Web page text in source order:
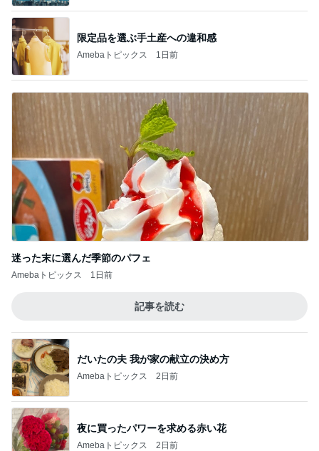
限定品を選ぶ手土産への違和感
Amebaトピックス 1日前
迷った末に選んだ季節のパフェ
Amebaトピックス 1日前
記事を読む
だいたの夫 我が家の献立の決め方
Amebaトピックス 2日前
夜に買ったパワーを求める赤い花
Amebaトピックス 2日前